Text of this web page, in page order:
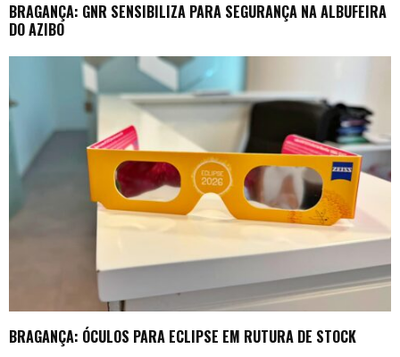
BRAGANÇA: GNR SENSIBILIZA PARA SEGURANÇA NA ALBUFEIRA
DO AZIBO
BRAGANÇA: ÓCULOS PARA ECLIPSE EM RUTURA DE STOCK